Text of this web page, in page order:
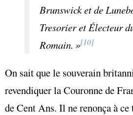
Brunswick et de
Tresorier et Électeur
Romain. »[10]
On sait que le souverain
revendiquer la Couronne de
de Cent Ans. Il ne renonça à ce